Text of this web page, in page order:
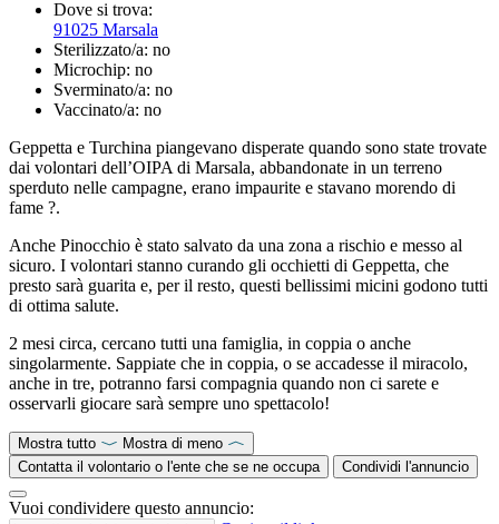
Dove si trova:
91025 Marsala
Sterilizzato/a: no
Microchip: no
Sverminato/a: no
Vaccinato/a: no
Geppetta e Turchina piangevano disperate quando sono state trovate
dai volontari dell’OIPA di Marsala, abbandonate in un terreno
sperduto nelle campagne, erano impaurite e stavano morendo di
fame ?.
Anche Pinocchio è stato salvato da una zona a rischio e messo al
sicuro. I volontari stanno curando gli occhietti di Geppetta, che
presto sarà guarita e, per il resto, questi bellissimi micini godono tutti
di ottima salute.
2 mesi circa, cercano tutti una famiglia, in coppia o anche
singolarmente. Sappiate che in coppia, o se accadesse il miracolo,
anche in tre, potranno farsi compagnia quando non ci sarete e
osservarli giocare sarà sempre uno spettacolo!
Mostra tutto
Mostra di meno
Contatta il volontario o l'ente che se ne occupa
Condividi l'annuncio
Vuoi condividere questo annuncio: